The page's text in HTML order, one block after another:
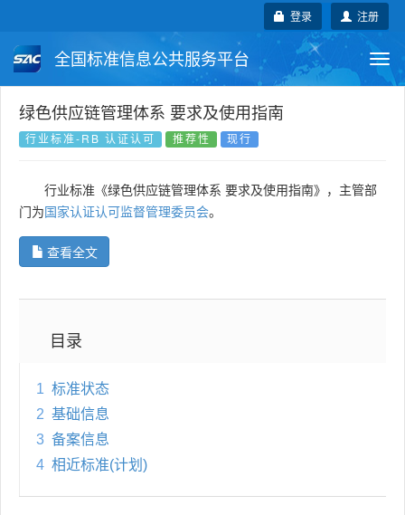
注册
登录
全国标准信息公共服务平台
国家标准 行业标准
国外标准 技术委员会
绿色供应链管理体系 要求及使用指南
行业标准-RB 认证认可 推荐性 现行
行业标准《绿色供应链管理体系 要求及使用指南》，主管部
门为国家认证认可监督管理委员会。
查看全文
目录
1 标准状态
2 基础信息
3 备案信息
4 相近标准(计划)